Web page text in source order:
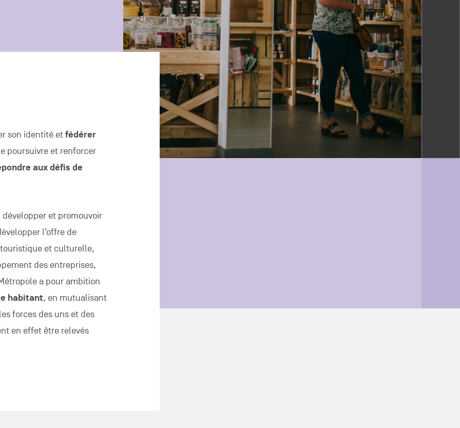
son identité etfédérer
poursuivre et renforcer
aux défis de
et promouvoir
l’offre de
et culturelle,
des entreprises,
a pour ambition
habitant, en mutualisant
forces des uns et des
en effet être relevés